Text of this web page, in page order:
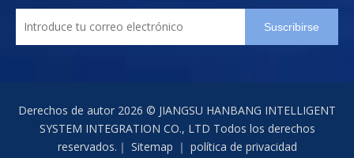
Suscribirse
Derechos de autor 2026 © JIANGSU HANBANG INTELLIGENT
SYSTEM INTEGRATION CO., LTD Todos los derechos
reservados.｜ Sitemap ｜ política de privacidad